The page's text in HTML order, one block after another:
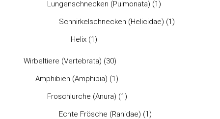
Lungenschnecken (Pulmonata) (1)
Schnirkelschnecken (Helicidae) (1)
Helix (1)
Wirbeltiere (Vertebrata) (30)
Amphibien (Amphibia) (1)
Froschlurche (Anura) (1)
Echte Frösche (Ranidae) (1)